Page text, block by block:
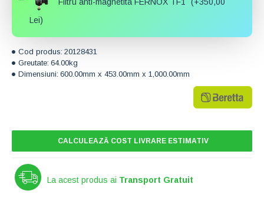
Cod produs: 20128431
Greutate: 64.00kg
Dimensiuni: 600.00mm x 453.00mm x 1,000.00mm
Lei)
CALCULEAZĂ COST LIVRARE ESTIMATIV
La acest produs ai Transport Gratuit